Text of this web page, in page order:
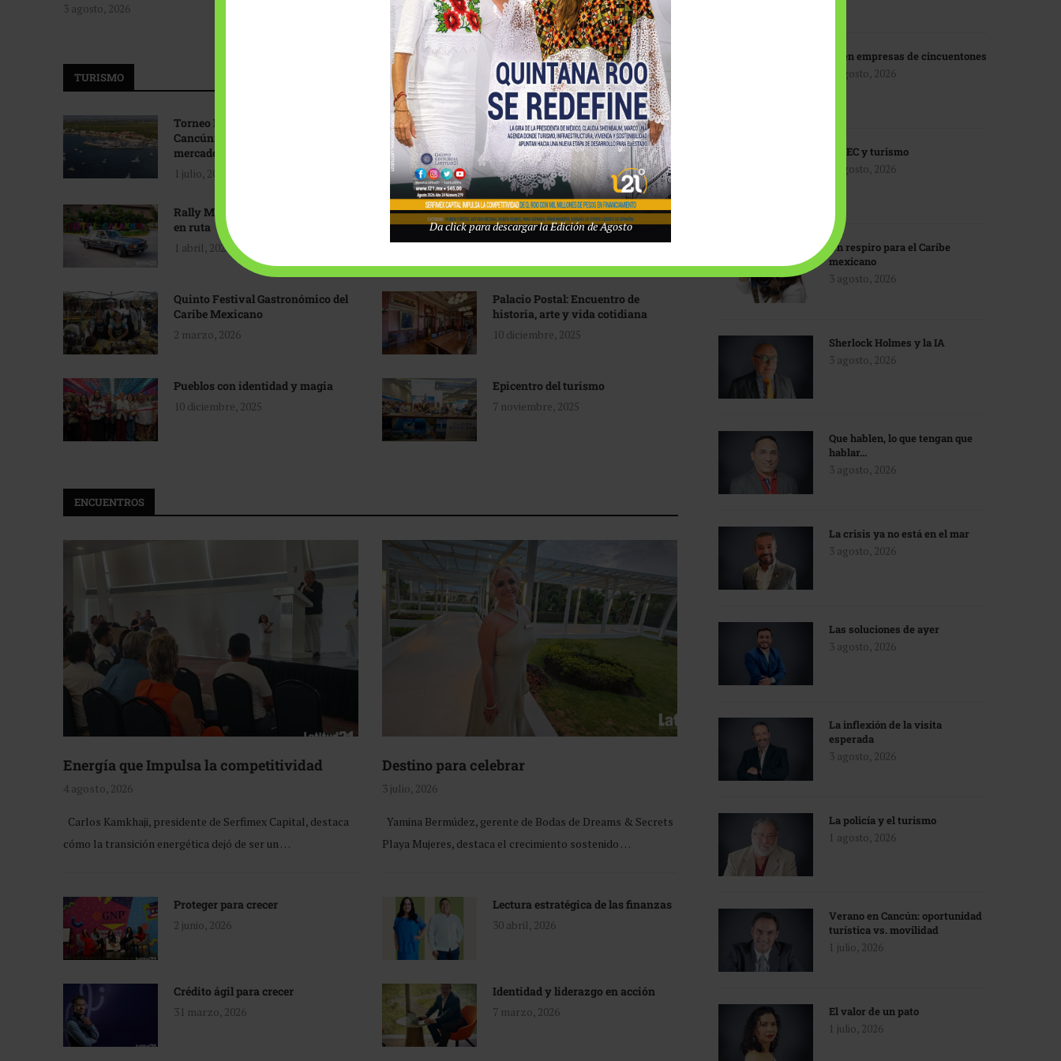
3 agosto, 2026
Tecnológico de Monterrey
3 agosto, 2026
TURISMO
Torneo Internacional de Pesca
Cancún: Navegando hacia nuevos
mercados
1 julio, 2026
Promoción turística con visión
1 abril, 2026
Rally Maya: Herencia automotriz
en ruta
1 abril, 2026
Industria global en
reconfiguración
31 marzo, 2026
Quinto Festival Gastronómico del
Caribe Mexicano
2 marzo, 2026
Palacio Postal: Encuentro de
historia, arte y vida cotidiana
10 diciembre, 2025
Pueblos con identidad y magia
10 diciembre, 2025
Epicentro del turismo
7 noviembre, 2025
ENCUENTROS
Energía que Impulsa la competitividad
4 agosto, 2026
Carlos Kamkhaji, presidente de Serfimex Capital, destaca
cómo la transición energética dejó de ser un …
Destino para celebrar
3 julio, 2026
Yamina Bermúdez, gerente de Bodas de Dreams & Secrets
Playa Mujeres, destaca el crecimiento sostenido …
Proteger para crecer
2 junio, 2026
Lectura estratégica de las finanzas
30 abril, 2026
Crédito ágil para crecer
31 marzo, 2026
Identidad y liderazgo en acción
7 marzo, 2026
IA en empresas de cincuentones
3 agosto, 2026
TMEC y turismo
3 agosto, 2026
Un respiro para el Caribe
mexicano
3 agosto, 2026
Sherlock Holmes y la IA
3 agosto, 2026
Que hablen, lo que tengan que
hablar…
3 agosto, 2026
La crisis ya no está en el mar
3 agosto, 2026
Las soluciones de ayer
3 agosto, 2026
La inflexión de la visita
esperada
3 agosto, 2026
La policía y el turismo
1 agosto, 2026
Verano en Cancún: oportunidad
turística vs. movilidad
1 julio, 2026
El valor de un pato
1 julio, 2026
Da click para descargar la Edición de Agosto